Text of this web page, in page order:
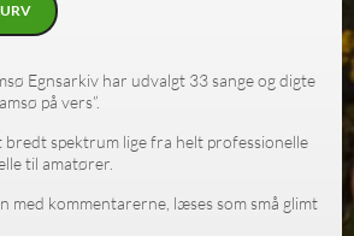
Egnsarkiv har udvalgt 33 sange og digte
på vers”.
spektrum lige fra helt professionelle
til amatører.
med kommentarerne, læses som små glimt